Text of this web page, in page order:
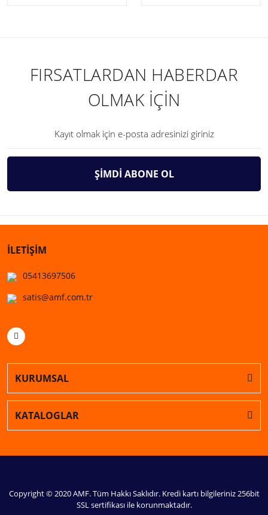
FIRSATLARDAN HABERDAR
OLMAK İÇİN
ŞİMDİ ABONE OL
İLETİŞİM
05413697506
satis@amf.com.tr
KURUMSAL
KATALOGLAR
Copyright © 2020 AMF. Tüm Hakkı Saklıdır. Kredi kartı bilgileriniz 256bit
SSL sertifikası ile korunmaktadır.